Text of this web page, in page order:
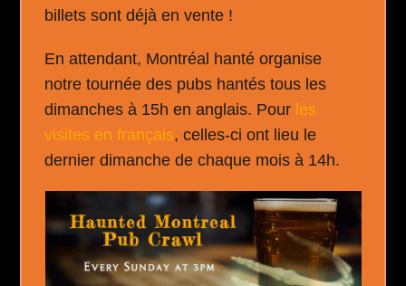
billets sont déjà en vente !
En attendant, Montréal hanté organise
notre tournée des pubs hantés tous les
dimanches à 15h en anglais. Pour les
visites en français, celles-ci ont lieu le
dernier dimanche de chaque mois à 14h.